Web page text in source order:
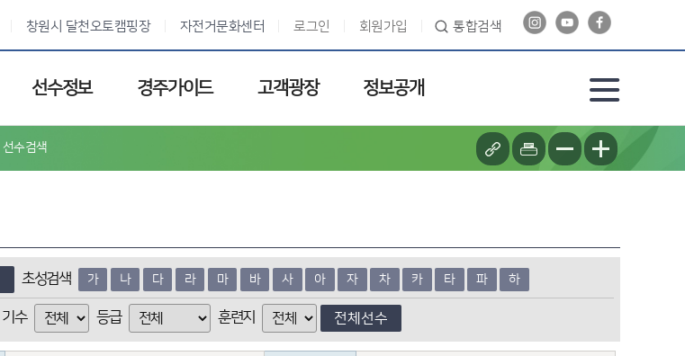
창원시 달천오토캠핑장 자전거문화센터 로그인 회원가입 통합검색
선수정보 경주가이드 고객광장 정보공개
선수검색
초성검색 가 나 다 라 마 바 사 아 자 차 카 타 파 하
기수 등급 훈련지 전체선수